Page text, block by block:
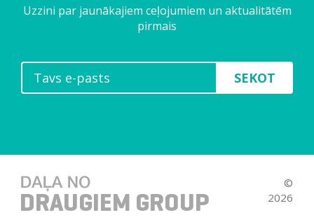
Uzzini par jaunākajiem ceļojumiem un aktualitātēm
pirmais
SEKOT
©
2026